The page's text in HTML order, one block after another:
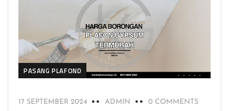
PASANG PLAFOND
17 SEPTEMBER 2024 ADMIN 0 COMMENTS